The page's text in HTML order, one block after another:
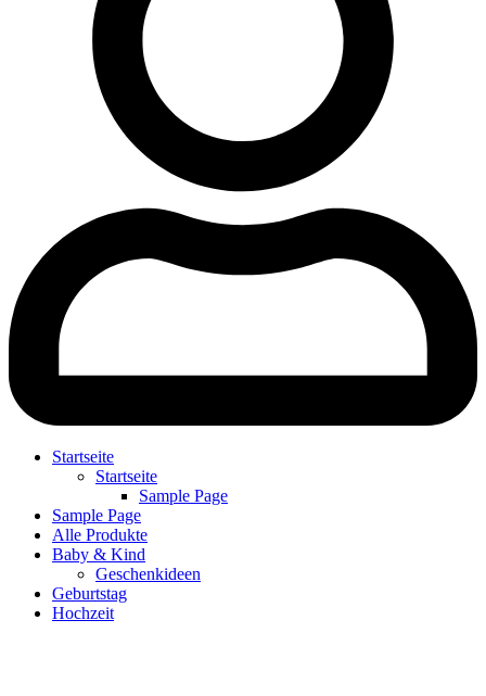
Startseite
Startseite
Sample Page
Sample Page
Alle Produkte
Baby & Kind
Geschenkideen
Geburtstag
Hochzeit